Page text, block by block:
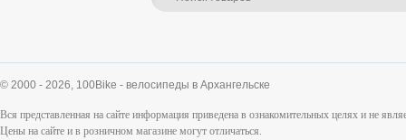
© 2000 - 2026, 100Bike - велосипеды в Архангельске
Вся представленная на сайте информация приведена в ознакомительных целях и не
Цены на сайте и в розничном магазине могут отличаться.